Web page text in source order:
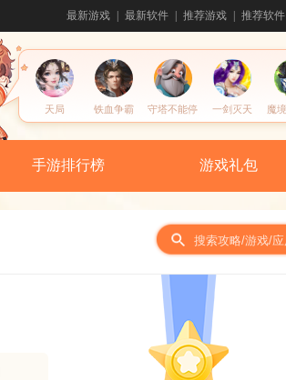
最新游戏 最新软件 推荐游戏 推荐软件
天局 铁血争霸 守塔不能停 一剑灭天
手游排行榜 游戏礼包